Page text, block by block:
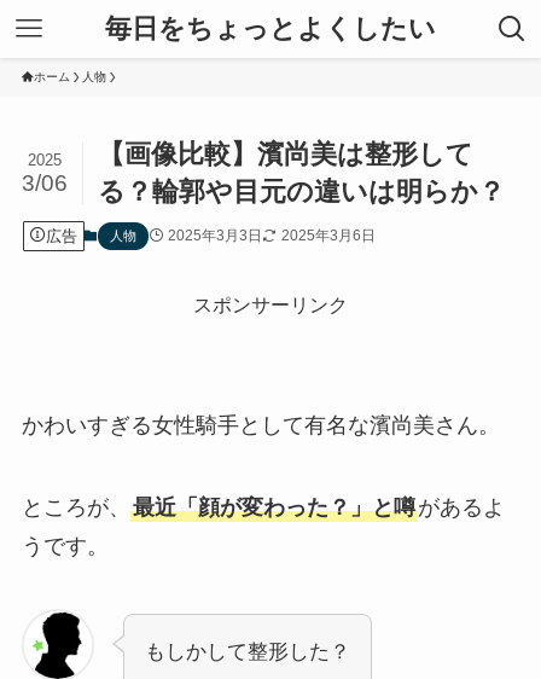
毎日をちょっとよくしたい
ホーム 人物
【画像比較】濱尚美は整形して
る？輪郭や目元の違いは明らか？
2025
3/06
広告 人物 2025年3月3日 2025年3月6日
スポンサーリンク
かわいすぎる女性騎手として有名な濱尚美さん。
ところが、 最近「顔が変わった？」と噂があるよ
うです。
もしかして整形した？